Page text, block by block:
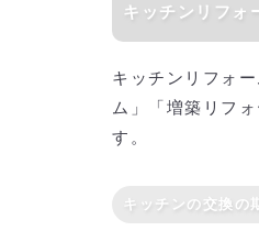
キッチンリフ
キッチンリフォ
ム」「増築リフ
す。
キッチンの交換の